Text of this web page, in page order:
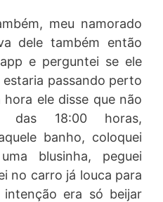
meu namorado
dele também então
e perguntei se ele
passando perto
ele disse que não
das 18:00 horas,
banho, coloquei
blusinha, peguei
no carro já louca para
era só beijar